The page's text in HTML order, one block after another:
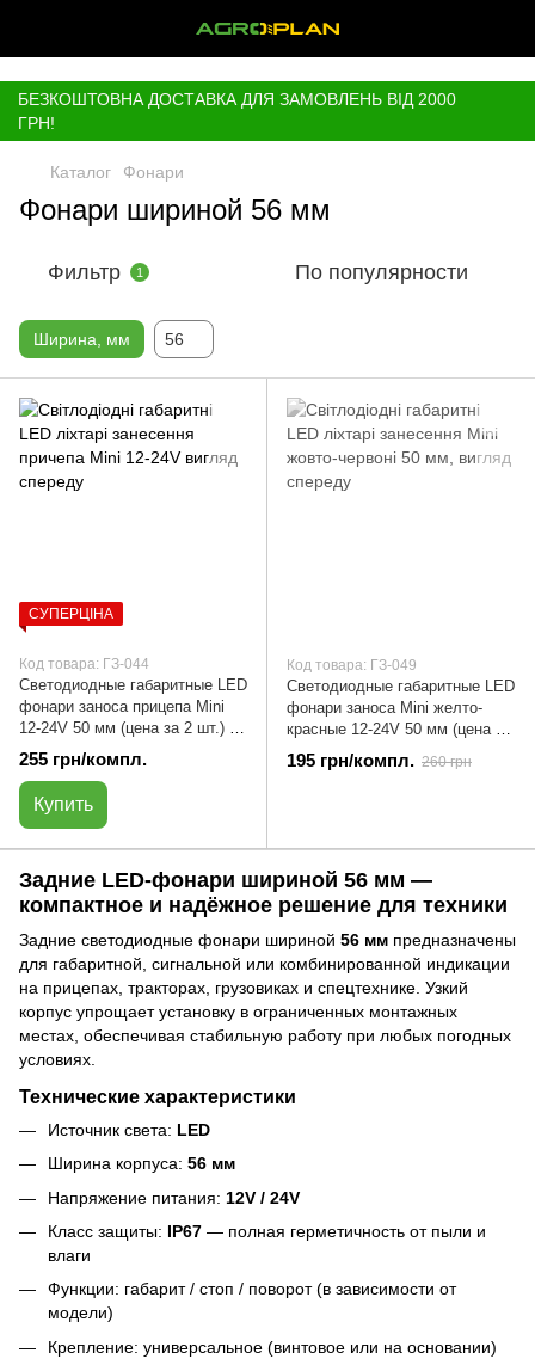
БЕЗКОШТОВНА ДОСТАВКА ДЛЯ ЗАМОВЛЕНЬ ВІД 2000
ГРН!
Каталог Фонари
Фонари шириной 56 мм
Фильтр 1 По популярности
Ширина, мм 56
СУПЕРЦІНА
Код товара: ГЗ-044
Светодиодные габаритные LED
фонари заноса прицепа Mini
12-24V 50 мм (цена за 2 шт.) |
ГЗ-044
255 грн/компл.
Купить
Код товара: ГЗ-049
Светодиодные габаритные LED
фонари заноса Mini желто-
красные 12-24V 50 мм (цена за
2 шт.) | ГЗ-049
195 грн/компл. 260 грн
Задние LED-фонари шириной 56 мм —
компактное и надёжное решение для техники
Задние светодиодные фонари шириной 56 мм предназначены
для габаритной, сигнальной или комбинированной индикации
на прицепах, тракторах, грузовиках и спецтехнике. Узкий
корпус упрощает установку в ограниченных монтажных
местах, обеспечивая стабильную работу при любых погодных
условиях.
Технические характеристики
Источник света: LED
Ширина корпуса: 56 мм
Напряжение питания: 12V / 24V
Класс защиты: IP67 — полная герметичность от пыли и
влаги
Функции: габарит / стоп / поворот (в зависимости от
модели)
Крепление: универсальное (винтовое или на основании)